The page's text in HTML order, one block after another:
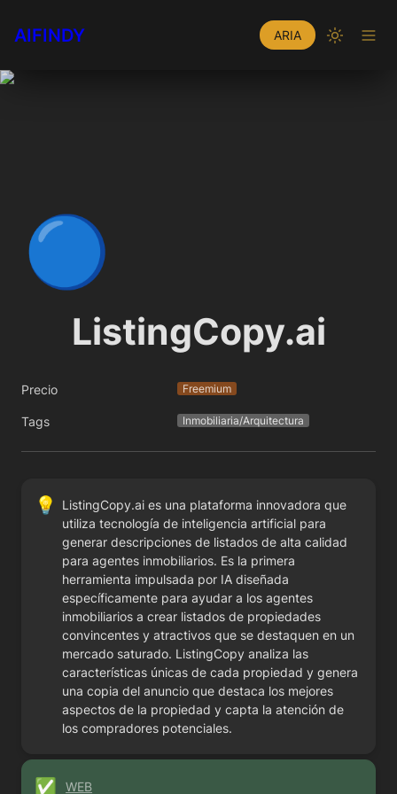
AIFINDY ARIA
🔵
ListingCopy.ai
Precio Freemium
Tags Inmobiliaria/Arquitectura
💡
ListingCopy.ai es una plataforma innovadora que
utiliza tecnología de inteligencia artificial para
generar descripciones de listados de alta calidad
para agentes inmobiliarios. Es la primera
herramienta impulsada por IA diseñada
específicamente para ayudar a los agentes
inmobiliarios a crear listados de propiedades
convincentes y atractivos que se destaquen en un
mercado saturado. ListingCopy analiza las
características únicas de cada propiedad y genera
una copia del anuncio que destaca los mejores
aspectos de la propiedad y capta la atención de
los compradores potenciales.
✅ WEB